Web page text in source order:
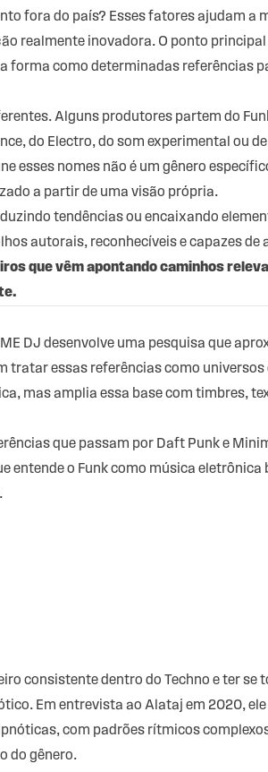
fora do país? Esses fatores ajudam a
realmente inovadora. O ponto
forma como determinadas referências
Alguns produtores partem do
do Electro, do som experimental ou
esses nomes não é um gênero
a partir de uma visão própria.
tendências ou encaixando
autorais, reconhecíveis e capazes de
que vêm apontando caminhos
DJ desenvolve uma pesquisa que
tratar essas referências como
mas amplia essa base com timbres,
que passam por Daft Punk e
entende o Funk como música eletrônica
consistente dentro do Techno e ter se
Em entrevista ao Alataj em 2020,
com padrões rítmicos
do gênero.